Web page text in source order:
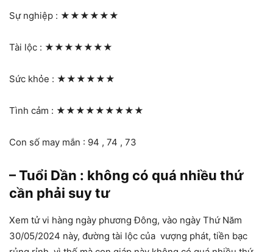
Sự nghiệp : ★★★★★★
Tài lộc : ★★★★★★★
Sức khỏe : ★★★★★★
Tình cảm : ★★★★★★★★★
Con số may mắn : 94 , 74 , 73
– Tuổi Dần : không có quá nhiều thứ
cần phải suy tư
Xem tử vi hàng ngày phương Đông, vào ngày Thứ Năm
30/05/2024 này, đường tài lộc của vượng phát, tiền bạc